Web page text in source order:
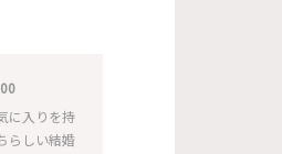
に入りを持
らしい結婚